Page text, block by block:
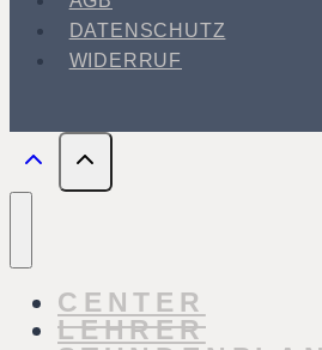
DATENSCHUTZ
WIDERRUF
CENTER
LEHRER